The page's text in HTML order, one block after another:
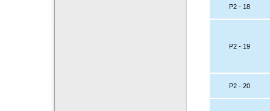
P2 - 18
P2 - 19
P2 - 20